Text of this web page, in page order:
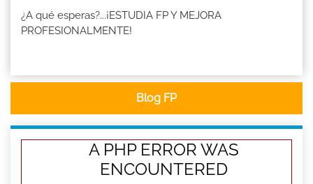
¿A qué esperas?...¡ESTUDIA FP Y MEJORA
PROFESIONALMENTE!
Blog FP
A PHP ERROR WAS
ENCOUNTERED